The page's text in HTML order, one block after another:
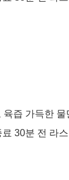
육즙 가득한
30분 전 라